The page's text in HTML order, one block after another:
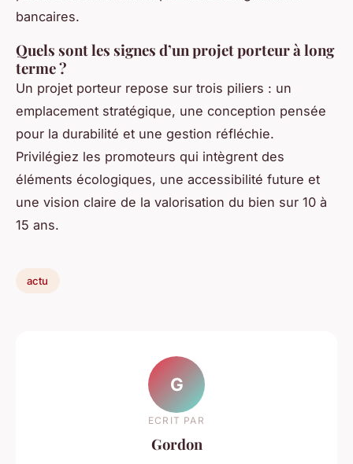
bancaires.
Quels sont les signes d’un projet porteur à long
terme ?
Un projet porteur repose sur trois piliers : un
emplacement stratégique, une conception pensée
pour la durabilité et une gestion réfléchie.
Privilégiez les promoteurs qui intègrent des
éléments écologiques, une accessibilité future et
une vision claire de la valorisation du bien sur 10 à
15 ans.
actu
G
ECRIT PAR
Gordon